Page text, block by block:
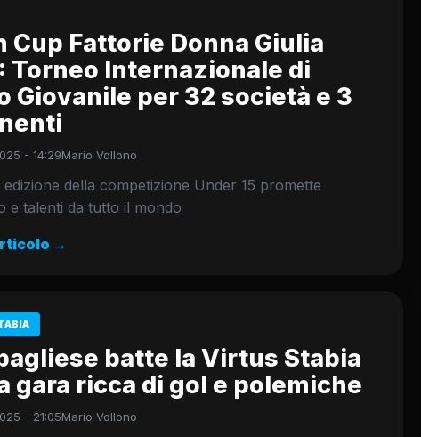
Cup Fattorie Donna Giulia
Torneo Internazionale di
Giovanile per 32 società e 3
- 14:29Mario Vollono
edizione della competizione Under 15 promette
e talenti da tutto il mondo
→
batte la Virtus Stabia
gara ricca di gol e polemiche
- 21:05Mario Vollono